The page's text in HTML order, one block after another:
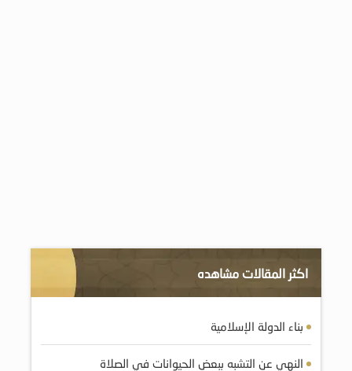
اكثر المقالات مشاهده
بناء الدولة الإسلامية
النهي عن التشبه ببعض الحيوانات في الصلاة